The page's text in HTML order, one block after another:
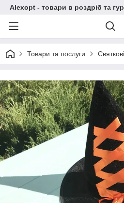
Alexopt - товари в роздріб та
Товари та послуги